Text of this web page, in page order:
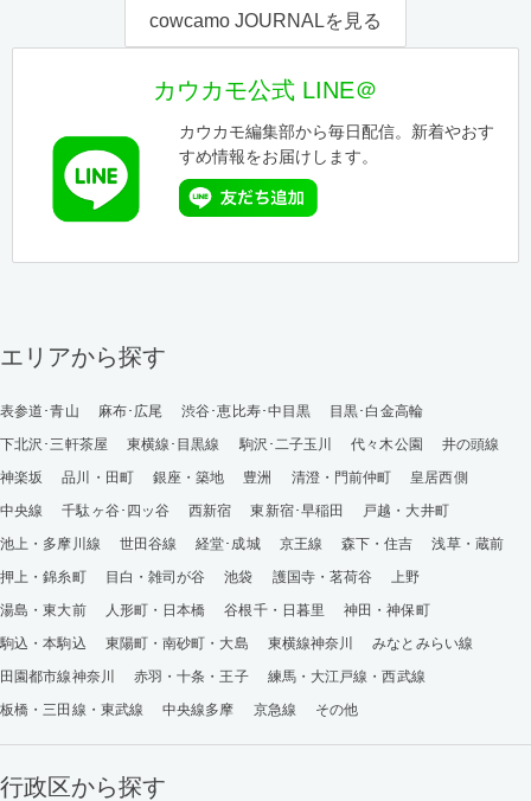
cowcamo JOURNALを見る
カウカモ公式 LINE＠
カウカモ編集部から毎日配信。新着やおす
すめ情報をお届けします。
エリアから探す
表参道･青山 麻布･広尾 渋谷･恵比寿･中目黒
目黒･白金高輪
下北沢･三軒茶屋
東横線･目黒線 駒沢･二子玉川 代々木公園
井の頭線
神楽坂
品川・田町 銀座・築地 豊洲 清澄・門前仲町
皇居西側
中央線
千駄ヶ谷･四ッ谷 西新宿 東新宿･早稲田
戸越・大井町
池上・多摩川線
世田谷線 経堂･成城 京王線 森下・住吉
浅草・蔵前
押上・錦糸町
目白・雑司が谷 池袋 護国寺・茗荷谷
上野
湯島・東大前
人形町・日本橋 谷根千・日暮里
神田・神保町
駒込・本駒込
東陽町・南砂町・大島 東横線神奈川
みなとみらい線
田園都市線神奈川
赤羽・十条・王子
練馬・大江戸線・西武線
板橋・三田線・東武線
中央線多摩 京急線 その他
行政区から探す